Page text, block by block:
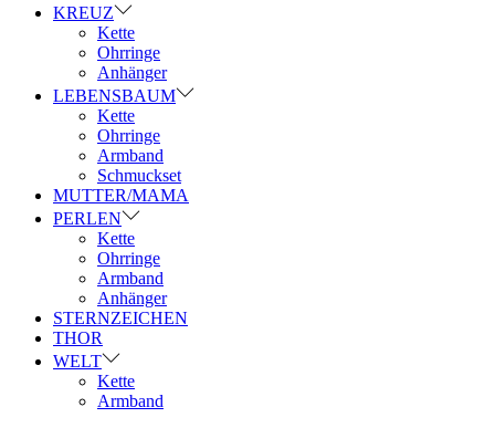
KREUZ
Kette
Ohrringe
Anhänger
LEBENSBAUM
Kette
Ohrringe
Armband
Schmuckset
MUTTER/MAMA
PERLEN
Kette
Ohrringe
Armband
Anhänger
STERNZEICHEN
THOR
WELT
Kette
Armband